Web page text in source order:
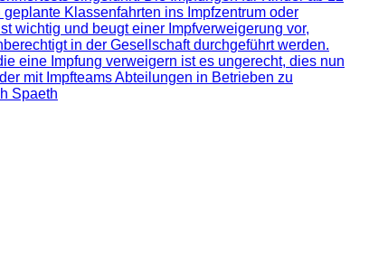
Klassenfahrten ins Impfzentrum oder
wichtig und beugt einer Impfverweigerung vor,
in der Gesellschaft durchgeführt werden.
eine Impfung verweigern ist es ungerecht, dies nun
mit Impfteams Abteilungen in Betrieben zu
Spaeth